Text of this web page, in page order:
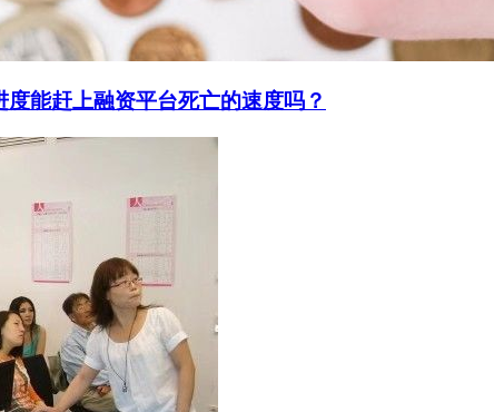
能赶上融资平台死亡的速度吗？